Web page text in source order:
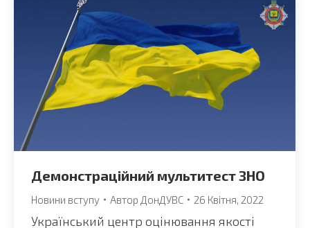
Демонстраційний мультитест ЗНО
Новини вступу Автор ДонДУВС 26 Квітня, 2022
Український центр оцінювання якості